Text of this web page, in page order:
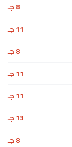
8 جـ
11 جـ
8 جـ
11 جـ
11 جـ
13 جـ
8 جـ